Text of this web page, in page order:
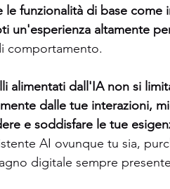
funzionalità di base come
altamente
comportamento.
alimentati dall'IA non si
dalle tue interazioni,
e soddisfare le tue
AI ovunque tu sia,
digitale sempre